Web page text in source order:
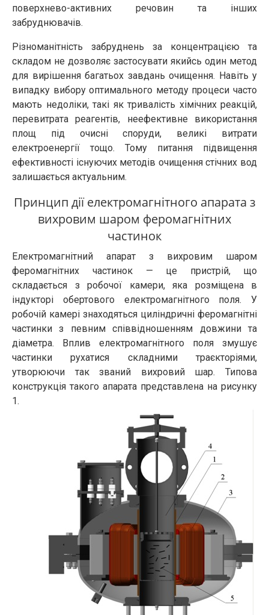
поверхнево-активних речовин та інших
забруднювачів.
Різноманітність забруднень за концентрацією та
складом не дозволяє застосувати якийсь один метод
для вирішення багатьох завдань очищення. Навіть у
випадку вибору оптимального методу процеси часто
мають недоліки, такі як тривалість хімічних реакцій,
перевитрата реагентів, неефективне використання
площ під очисні споруди, великі витрати
електроенергії тощо. Тому питання підвищення
ефективності існуючих методів очищення стічних вод
залишається актуальним.
Принцип дії електромагнітного апарата з
вихровим шаром феромагнітних
частинок
Електромагнітний апарат з вихровим шаром
феромагнітних частинок — це пристрій, що
складається з робочої камери, яка розміщена в
індукторі обертового електромагнітного поля. У
робочій камері знаходяться циліндричні феромагнітні
частинки з певним співвідношенням довжини та
діаметра. Вплив електромагнітного поля змушує
частинки рухатися складними траєкторіями,
утворюючи так званий вихровий шар. Типова
конструкція такого апарата представлена на рисунку
1.